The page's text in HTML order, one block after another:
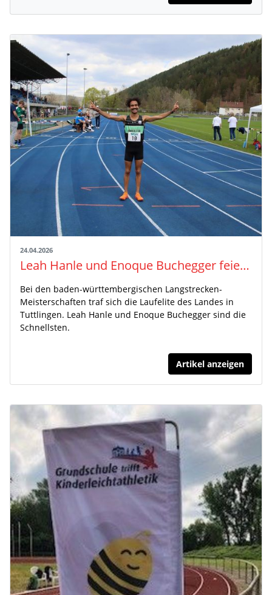
24.04.2026
Leah Hanle und Enoque Buchegger feiern Landesmeistertitel
Bei den baden-württembergischen Langstrecken-
Meisterschaften traf sich die Laufelite des Landes in
Tuttlingen. Leah Hanle und Enoque Buchegger sind die
Schnellsten.
Artikel anzeigen